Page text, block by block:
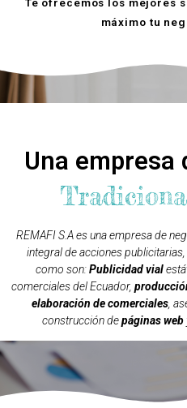
máximo tu
Una empresa
REMAFI S.A es una empresa de
integral de acciones
como son:Publicidad vial
comerciales del Ecuador,
elaboración de comerciales ,
construcción depáginas web